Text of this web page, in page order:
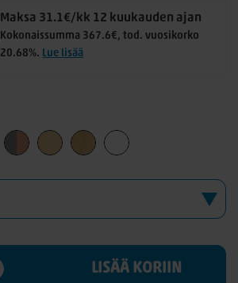
Maksa 31.1€/kk 12 kuukauden ajan
Kokonaissumma 367.6€, tod. vuosikorko
20.68%. Lue lisää
LISÄÄ KORIIN